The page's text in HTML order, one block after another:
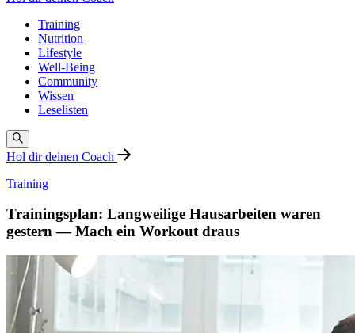
Training
Nutrition
Lifestyle
Well-Being
Community
Wissen
Leselisten
Hol dir deinen Coach
Training
Trainingsplan: Langweilige Hausarbeiten waren
gestern — Mach ein Workout draus